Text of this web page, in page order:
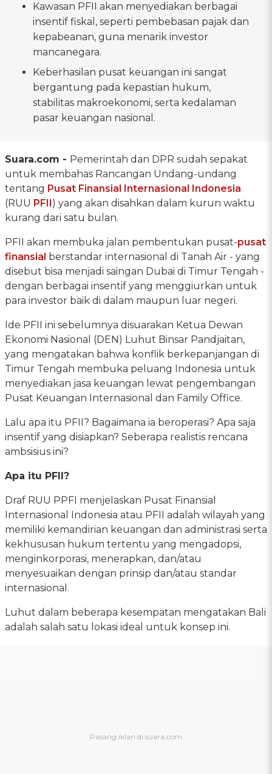
Kawasan PFII akan menyediakan berbagai
insentif fiskal, seperti pembebasan pajak dan
kepabeanan, guna menarik investor
mancanegara.
Keberhasilan pusat keuangan ini sangat
bergantung pada kepastian hukum,
stabilitas makroekonomi, serta kedalaman
pasar keuangan nasional.
Suara.com - Pemerintah dan DPR sudah sepakat
untuk membahas Rancangan Undang-undang
tentang Pusat Finansial Internasional Indonesia
(RUU PFII ) yang akan disahkan dalam kurun waktu
kurang dari satu bulan.
PFII akan membuka jalan pembentukan pusat-pusat
finansial berstandar internasional di Tanah Air - yang
disebut bisa menjadi saingan Dubai di Timur Tengah -
dengan berbagai insentif yang menggiurkan untuk
para investor baik di dalam maupun luar negeri.
Ide PFII ini sebelumnya disuarakan Ketua Dewan
Ekonomi Nasional (DEN) Luhut Binsar Pandjaitan,
yang mengatakan bahwa konflik berkepanjangan di
Timur Tengah membuka peluang Indonesia untuk
menyediakan jasa keuangan lewat pengembangan
Pusat Keuangan Internasional dan Family Office.
Lalu apa itu PFII? Bagaimana ia beroperasi? Apa saja
insentif yang disiapkan? Seberapa realistis rencana
ambsisius ini?
Apa itu PFII?
Draf RUU PPFI menjelaskan Pusat Finansial
Internasional Indonesia atau PFII adalah wilayah yang
memiliki kemandirian keuangan dan administrasi serta
kekhususan hukum tertentu yang mengadopsi,
menginkorporasi, menerapkan, dan/atau
menyesuaikan dengan prinsip dan/atau standar
internasional.
Luhut dalam beberapa kesempatan mengatakan Bali
adalah salah satu lokasi ideal untuk konsep ini.